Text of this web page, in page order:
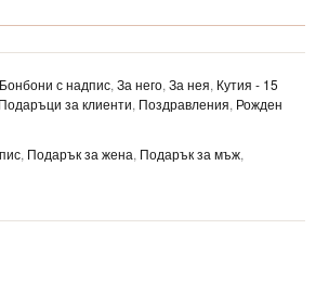
Бонбони с надпис, За него, За нея, Кутия - 15
Подаръци за клиенти, Поздравления, Рожден
, Подарък за жена, Подарък за мъж,